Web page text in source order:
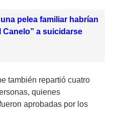
pelea familiar habrían
Canelo” a suicidarse
también repartió cuatro
quienes
aprobadas por los